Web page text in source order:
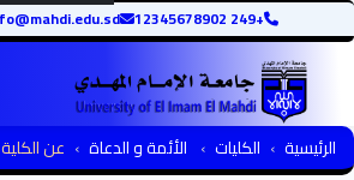
+249 12345678902
الرئيسية الكليات الأئمة و الدعاة عن الكلية